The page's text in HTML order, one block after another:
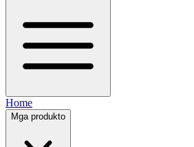
Home
Mga produkto